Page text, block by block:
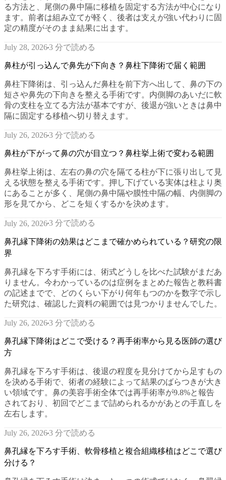
る方法と、尾側の鼻中隔に移植を固定する方法が中心になり
ます。前者は組み立てが軽く、後者は支えが強い代わりに固
定の精度がそのまま結果に出ます。
July 28, 20263 分で読める
鼻柱が引っ込んで鼻先が下向き？鼻柱下降術で届く範囲
鼻柱下降術は、引っ込んだ鼻柱を前下方へ出して、鼻の下の
短さや鼻先の下向きを整える手術です。内側脚のあいだに軟
骨の支柱を立てる方法が基本ですが、後退が強いときは鼻中
隔に固定する移植へ切り替えます。
July 26, 20263 分で読める
鼻柱が下がって鼻の穴が目立つ？鼻柱挙上術で変わる範囲
鼻柱挙上術は、左右の鼻の穴を隔てる柱が下に張り出して見
える状態を整える手術です。押し下げている実体は柱より奥
にあることが多く、尾側の鼻中隔や膜性中隔の幅、内側脚の
形を見てから、どこを短くするかを決めます。
July 26, 20263 分で読める
鼻孔縁下降術の効果はどこまで確かめられている？研究の限
界
鼻孔縁を下ろす手術には、術式どうしを比べた試験がまだあ
りません。今わかっているのは症例をまとめた報告と教科書
の記述までで、どのくらい下がり何年もつのかを数字で示し
た研究は、確認した資料の範囲では見つかりませんでした。
July 26, 20263 分で読める
鼻孔縁下降術はどこで受ける？再手術率から見る医師の選び
方
鼻孔縁を下ろす手術は、後退の程度を見分けてから足すもの
を決める手術で、術者の経験によって結果のばらつきが大き
い領域です。鼻の美容手術全体では再手術率が9.8%と報告
されており、初回でどこまで詰められるかがあとの手直しを
左右します。
July 26, 20263 分で読める
鼻孔縁を下ろす手術、軟骨移植と複合組織移植はどこで選び
分ける？